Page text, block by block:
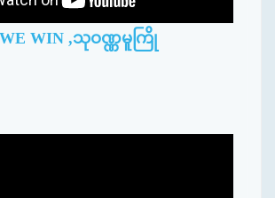
WIN ,သုဝဏ္ဏမူကြို